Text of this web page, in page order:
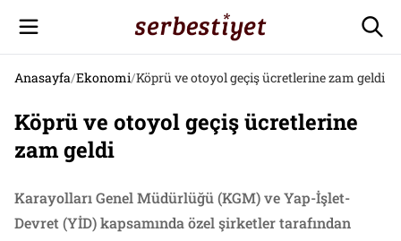
Anasayfa/Ekonomi/Köprü ve otoyol geçiş ücretlerine zam geldi
Köprü ve otoyol geçiş ücretlerine
zam geldi
Karayolları Genel Müdürlüğü (KGM) ve Yap-İşlet-
Devret (YİD) kapsamında özel şirketler tarafından